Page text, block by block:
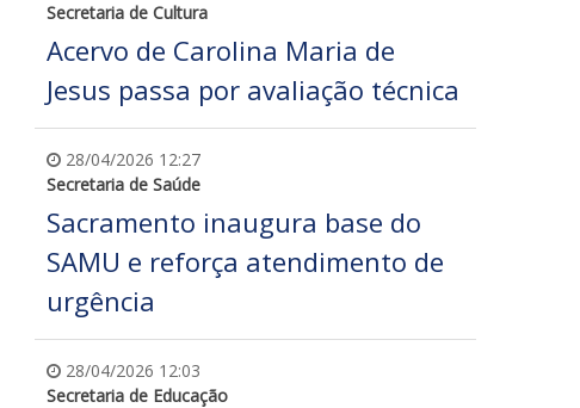
Secretaria de Cultura
Acervo de Carolina Maria de
Jesus passa por avaliação técnica
28/04/2026 12:27
Secretaria de Saúde
Sacramento inaugura base do
SAMU e reforça atendimento de
urgência
28/04/2026 12:03
Secretaria de Educação